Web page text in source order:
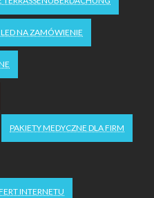
LED NA ZAMÓWIENIE
PAKIETY MEDYCZNE DLA FIRM
INTERNETU